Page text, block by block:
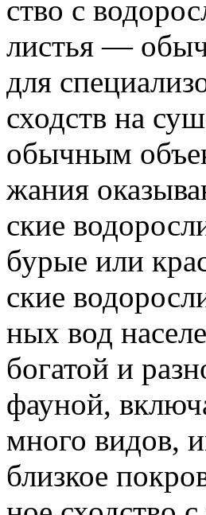
ство с
листья —
для
сходств на
обычным
жания
ские
бурые или
ские
ных вод
богатой и
фауной,
много видов,
близкое